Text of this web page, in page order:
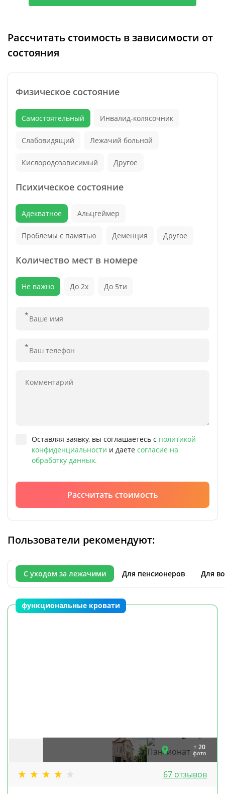
Рассчитать стоимость в зависимости от
состояния
Физическое состояние
Самостоятельный Инвалид-колясочник
Слабовидящий Лежачий больной
Кислородозависимый Другое
Психическое состояние
Адекватное Альцгеймер
Проблемы с памятью Деменция Другое
Количество мест в номере
Не важно До 2х До 5ти
Оставляя заявку, вы соглашаетесь с политикой
конфиденциальности и даете согласие на
обработку данных.
Рассчитать стоимость
Пользователи рекомендуют:
С уходом за лежачими Для пенсионеров Для
функциональные кровати
+ 20
фото
67 отзывов